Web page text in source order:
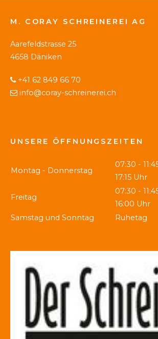
M. CORAY SCHREINEREI AG
Aarefeldstrasse 25
4658 Däniken
+41 62 849 66 70
info@coray-schreinerei.ch
UNSERE ÖFFNUNGSZEITEN
Montag - Donnerstag
07:30 -
17:15 Uhr
Freitag
07:30 -
16:00 Uhr
Samstag und Sonntag
Ruhetag